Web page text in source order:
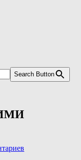
Search Button